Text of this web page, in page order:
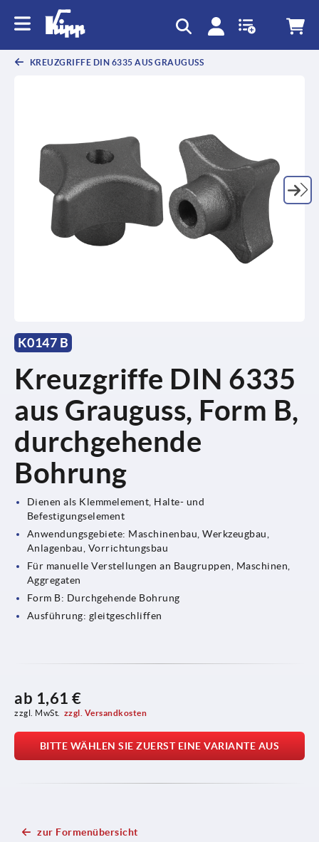
KREUZGRIFFE DIN 6335 AUS GRAUGUSS
K0147 B
Kreuzgriffe DIN 6335
aus Grauguss, Form B,
durchgehende
Bohrung
Dienen als Klemmelement, Halte- und
Befestigungselement
Anwendungsgebiete: Maschinenbau, Werkzeugbau,
Anlagenbau, Vorrichtungsbau
Für manuelle Verstellungen an Baugruppen, Maschinen,
Aggregaten
Form B: Durchgehende Bohrung
Ausführung: gleitgeschliffen
ab 1,61 €
zzgl. MwSt. zzgl. Versandkosten
BITTE WÄHLEN SIE ZUERST EINE VARIANTE AUS
zur Formenübersicht